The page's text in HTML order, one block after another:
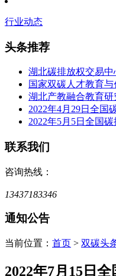
行业动态
头条推荐
湖北碳排放权交易中
国家双碳人才教育与
湖北产教融合教育研
2022年4月29日全国
2022年5月5日全国碳
联系我们
咨询热线：
13437183346
通知公告
当前位置： 首页 > 双碳头
2022年7月15日